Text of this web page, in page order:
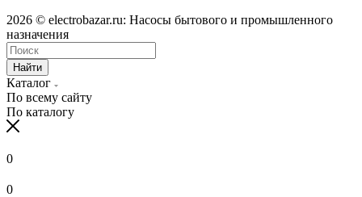
2026 © electrobazar.ru: Насосы бытового и промышленного
назначения
Найти
Каталог
По всему сайту
По каталогу
0
0